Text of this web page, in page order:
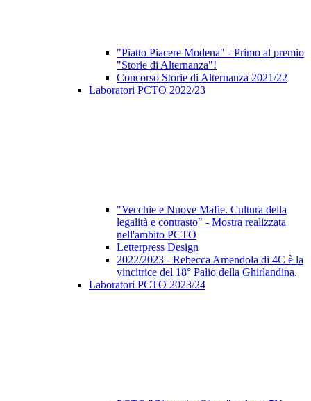
"Piatto Piacere Modena" - Primo al premio
"Storie di Alternanza"!
Concorso Storie di Alternanza 2021/22
Laboratori PCTO 2022/23
"Vecchie e Nuove Mafie. Cultura della
legalità e contrasto" - Mostra realizzata
nell'ambito PCTO
Letterpress Design
2022/2023 - Rebecca Amendola di 4C è la
vincitrice del 18° Palio della Ghirlandina.
Laboratori PCTO 2023/24